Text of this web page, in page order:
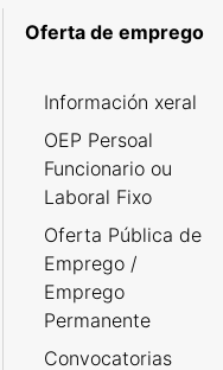
Oferta de emprego
Información xeral
OEP Persoal
Funcionario ou
Laboral Fixo
Oferta Pública de
Emprego /
Emprego
Permanente
Convocatorias